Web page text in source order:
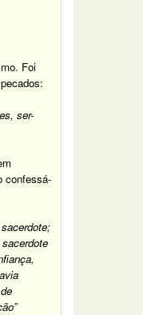
Foi
ser-
confessá-